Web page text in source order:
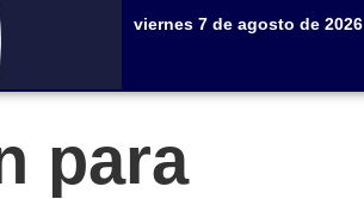
viernes 7 de agosto de 2026
para